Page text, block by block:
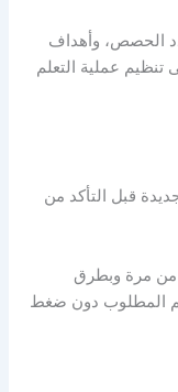
الحصص، وأهداف
عملية التعلم
قبل التأكد من
من مرة وبطرق
المطلوب دون ضغط